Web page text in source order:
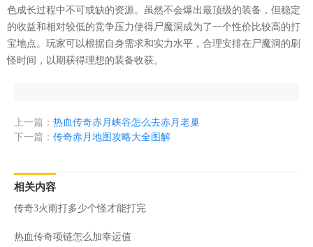
色成长过程中不可或缺的资源。虽然不会爆出最顶级的装备，但稳定
的收益和相对较低的竞争压力使得尸魔洞成为了一个性价比较高的打
宝地点。玩家可以根据自身需求和实力水平，合理安排在尸魔洞的刷
怪时间，以期获得理想的装备收获。
上一篇： 热血传奇赤月峡谷怎么去赤月老巢
下一篇： 传奇赤月地图攻略大全图解
相关内容
传奇3火雨打多少个怪才能打完
热血传奇项链怎么加幸运值